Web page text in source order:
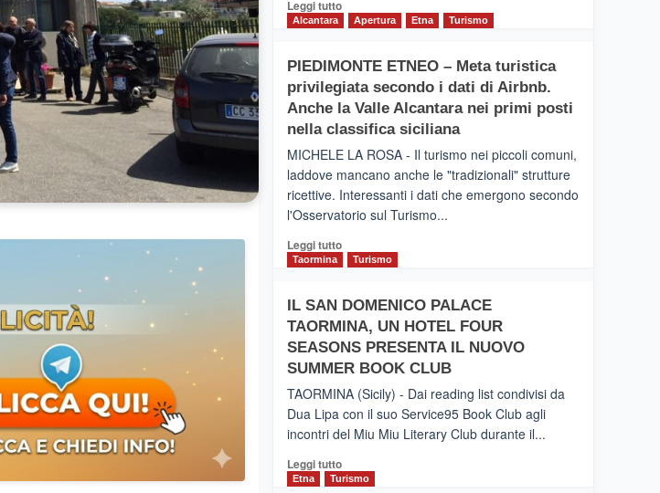
Leggi tutto
CATANIA
–
Inaugurato
il
collegamento
tra
Catania
e
operato
da
Alcantara Apertura Etna Turismo
PIEDIMONTE ETNEO – Meta turistica
privilegiata secondo i dati di Airbnb.
Anche la Valle Alcantara nei primi posti
nella classifica siciliana
MICHELE LA ROSA - Il turismo nei piccoli comuni,
laddove mancano anche le "tradizionali" strutture
ricettive. Interessanti i dati che emergono secondo
l'Osservatorio sul Turismo...
Leggi tuttoLeggi
PIEDIMONTE
ETNEO
–
Meta
privilegiata
secondo
i
di
Airbnb.
Taormina Turismo
IL SAN DOMENICO PALACE
TAORMINA, UN HOTEL FOUR
SEASONS PRESENTA IL NUOVO
SUMMER BOOK CLUB
TAORMINA (Sicily) - Dai reading list condivisi da
Dua Lipa con il suo Service95 Book Club agli
incontri del Miu Miu Literary Club durante il...
Leggi tuttoLeggi
di
Etna Turismo